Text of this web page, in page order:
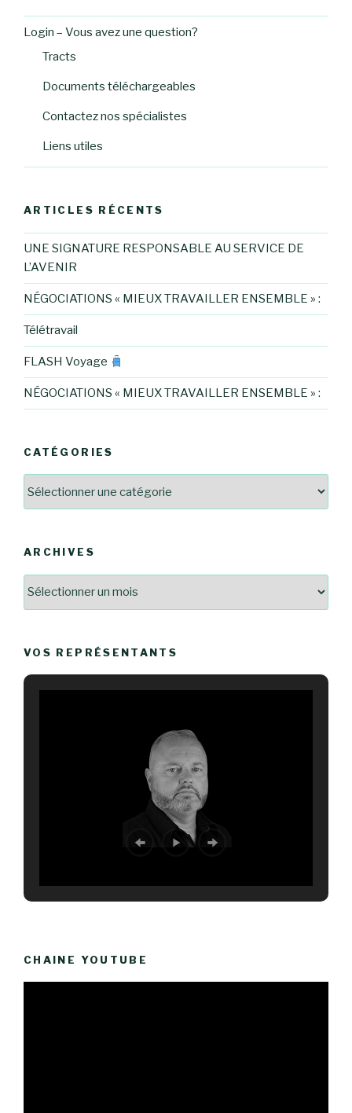
Login – Vous avez une question?
Tracts
Documents téléchargeables
Contactez nos spécialistes
Liens utiles
ARTICLES RÉCENTS
UNE SIGNATURE RESPONSABLE AU SERVICE DE
L’AVENIR
NÉGOCIATIONS « MIEUX TRAVAILLER ENSEMBLE » :
Télétravail
FLASH Voyage
NÉGOCIATIONS « MIEUX TRAVAILLER ENSEMBLE » :
CATÉGORIES
ARCHIVES
VOS REPRÉSENTANTS
CHAINE YOUTUBE